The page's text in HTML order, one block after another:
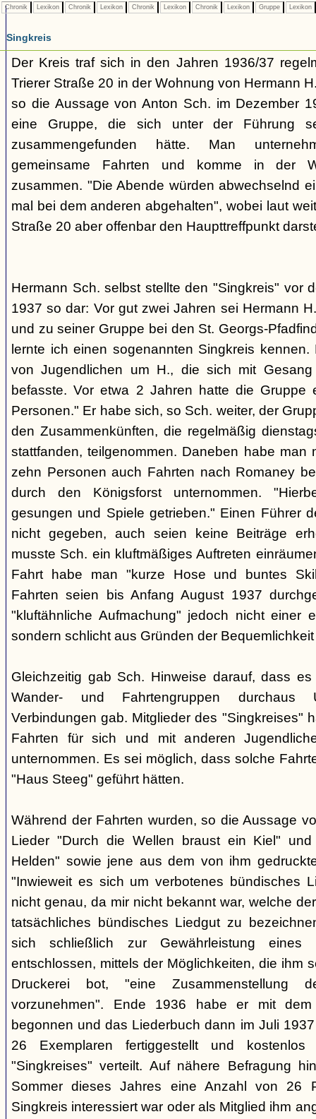
Chronik Lexikon Chronik Lexikon Chronik Lexikon Chronik Lexikon Gruppe Lexikon
Singkreis
Der Kreis traf sich in den Jahren 1936/37
Trierer Straße 20 in der Wohnung von Hermann
so die Aussage von Anton Sch. im Dezember
eine Gruppe, die sich unter der Führung
zusammengefunden hätte. Man
gemeinsame Fahrten und komme in der
zusammen. "Die Abende würden abwechselnd
mal bei dem anderen abgehalten", wobei laut
Straße 20 aber offenbar den Haupttreffpunkt
Hermann Sch. selbst stellte den "Singkreis" vor
1937 so dar: Vor gut zwei Jahren sei Hermann
und zu seiner Gruppe bei den St. Georgs-
lernte ich einen sogenannten Singkreis
von Jugendlichen um H., die sich mit
befasste. Vor etwa 2 Jahren hatte die Gruppe
Personen." Er habe sich, so Sch. weiter, der
den Zusammenkünften, die regelmäßig
stattfanden, teilgenommen. Daneben habe man
zehn Personen auch Fahrten nach Romaney
durch den Königsforst unternommen.
gesungen und Spiele getrieben." Einen Führer
nicht gegeben, auch seien keine Beiträge
musste Sch. ein kluftmäßiges Auftreten
Fahrt habe man "kurze Hose und buntes
Fahrten seien bis Anfang August 1937
"kluftähnliche Aufmachung" jedoch nicht einer
sondern schlicht aus Gründen der
Gleichzeitig gab Sch. Hinweise darauf, dass
Wander- und Fahrtengruppen durchaus
Verbindungen gab. Mitglieder des "Singkreises"
Fahrten für sich und mit anderen
unternommen. Es sei möglich, dass solche
"Haus Steeg" geführt hätten.
Während der Fahrten wurden, so die Aussage
Lieder "Durch die Wellen braust ein Kiel"
Helden" sowie jene aus dem von ihm
"Inwieweit es sich um verbotenes bündisches
nicht genau, da mir nicht bekannt war, welche
tatsächliches bündisches Liedgut zu
sich schließlich zur Gewährleistung eines
entschlossen, mittels der Möglichkeiten, die ihm
Druckerei bot, "eine Zusammenstellung
vorzunehmen". Ende 1936 habe er mit
begonnen und das Liederbuch dann im Juli
26 Exemplaren fertiggestellt und
"Singkreises" verteilt. Auf nähere Befragung
Sommer dieses Jahres eine Anzahl von 26
Singkreis interessiert war oder als Mitglied ihm